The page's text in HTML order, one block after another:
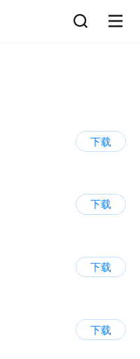
下载
下载
下载
下载